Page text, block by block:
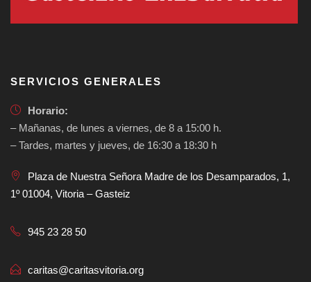
SERVICIOS GENERALES
Horario:
– Mañanas, de lunes a viernes, de 8 a 15:00 h.
– Tardes, martes y jueves, de 16:30 a 18:30 h
Plaza de Nuestra Señora Madre de los Desamparados, 1,
1º 01004, Vitoria – Gasteiz
945 23 28 50
caritas@caritasvitoria.org